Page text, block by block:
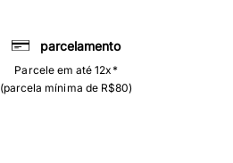
parcelamento
Parcele em até 12x*
(parcela mínima de R$80)